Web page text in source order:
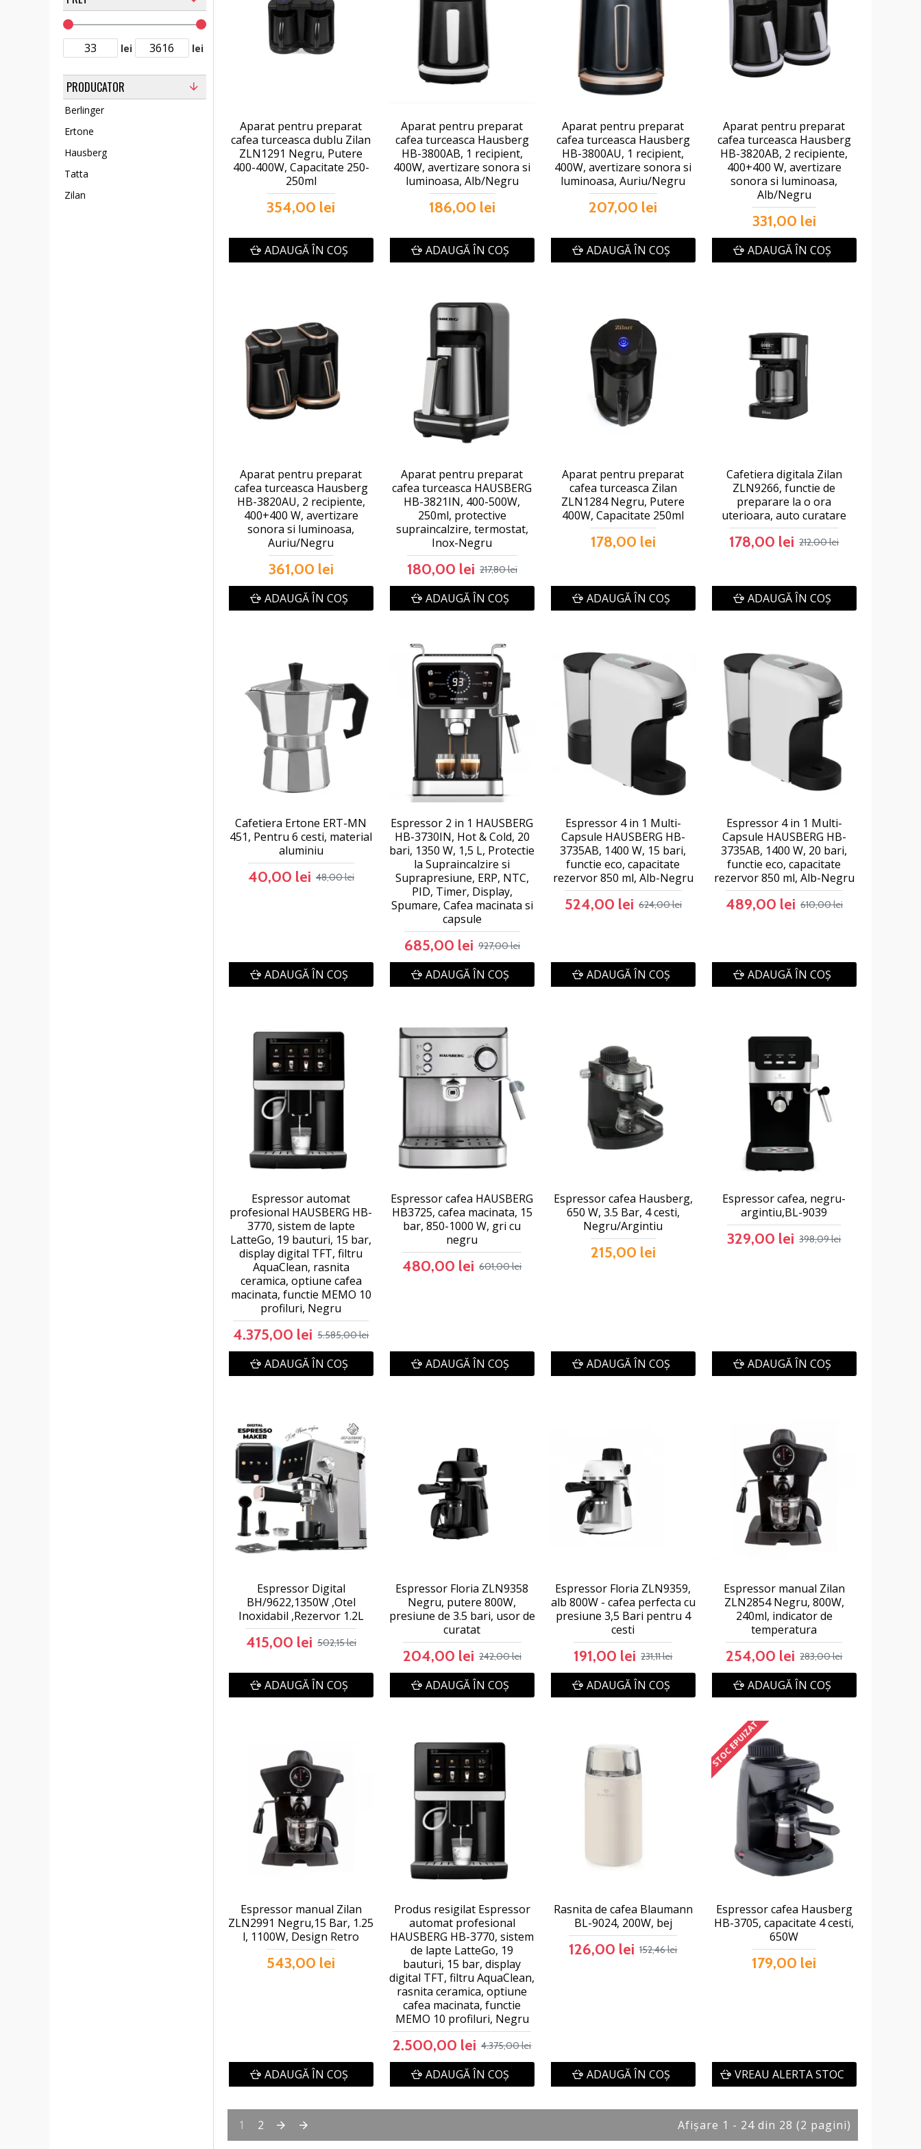
lei lei
PRODUCATOR
Berlinger
Ertone
Hausberg
Tatta
Zilan
Aparat pentru preparat
cafea turceasca dublu Zilan
ZLN1291 Negru, Putere
400-400W, Capacitate 250-
250ml
354,00 lei
ADAUGĂ ÎN COŞ
Aparat pentru preparat
cafea turceasca Hausberg
HB-3800AB, 1 recipient,
400W, avertizare sonora si
luminoasa, Alb/Negru
186,00 lei
ADAUGĂ ÎN COŞ
Aparat pentru preparat
cafea turceasca Hausberg
HB-3800AU, 1 recipient,
400W, avertizare sonora si
luminoasa, Auriu/Negru
207,00 lei
ADAUGĂ ÎN COŞ
Aparat pentru preparat
cafea turceasca Hausberg
HB-3820AB, 2 recipiente,
400+400 W, avertizare
sonora si luminoasa,
Alb/Negru
331,00 lei
ADAUGĂ ÎN COŞ
Aparat pentru preparat
cafea turceasca Hausberg
HB-3820AU, 2 recipiente,
400+400 W, avertizare
sonora si luminoasa,
Auriu/Negru
361,00 lei
ADAUGĂ ÎN COŞ
Aparat pentru preparat
cafea turceasca HAUSBERG
HB-3821IN, 400-500W,
250ml, protective
supraincalzire, termostat,
Inox-Negru
180,00 lei 217,80 lei
ADAUGĂ ÎN COŞ
Aparat pentru preparat
cafea turceasca Zilan
ZLN1284 Negru, Putere
400W, Capacitate 250ml
178,00 lei
ADAUGĂ ÎN COŞ
Cafetiera digitala Zilan
ZLN9266, functie de
preparare la o ora
uterioara, auto curatare
178,00 lei 212,00 lei
ADAUGĂ ÎN COŞ
Cafetiera Ertone ERT-MN
451, Pentru 6 cesti, material
aluminiu
40,00 lei 48,00 lei
ADAUGĂ ÎN COŞ
Espressor 2 in 1 HAUSBERG
HB-3730IN, Hot & Cold, 20
bari, 1350 W, 1,5 L, Protectie
la Supraincalzire si
Suprapresiune, ERP, NTC,
PID, Timer, Display,
Spumare, Cafea macinata si
capsule
685,00 lei 927,00 lei
ADAUGĂ ÎN COŞ
Espressor 4 in 1 Multi-
Capsule HAUSBERG HB-
3735AB, 1400 W, 15 bari,
functie eco, capacitate
rezervor 850 ml, Alb-Negru
524,00 lei 624,00 lei
ADAUGĂ ÎN COŞ
Espressor 4 in 1 Multi-
Capsule HAUSBERG HB-
3735AB, 1400 W, 20 bari,
functie eco, capacitate
rezervor 850 ml, Alb-Negru
489,00 lei 610,00 lei
ADAUGĂ ÎN COŞ
Espressor automat
profesional HAUSBERG HB-
3770, sistem de lapte
LatteGo, 19 bauturi, 15 bar,
display digital TFT, filtru
AquaClean, rasnita
ceramica, optiune cafea
macinata, functie MEMO 10
profiluri, Negru
4.375,00 lei 5.585,00 lei
ADAUGĂ ÎN COŞ
Espressor cafea HAUSBERG
HB3725, cafea macinata, 15
bar, 850-1000 W, gri cu
negru
480,00 lei 601,00 lei
ADAUGĂ ÎN COŞ
Espressor cafea Hausberg,
650 W, 3.5 Bar, 4 cesti,
Negru/Argintiu
215,00 lei
ADAUGĂ ÎN COŞ
Espressor cafea, negru-
argintiu,BL-9039
329,00 lei 398,09 lei
ADAUGĂ ÎN COŞ
Espressor Digital
BH/9622,1350W ,Otel
Inoxidabil ,Rezervor 1.2L
415,00 lei 502,15 lei
ADAUGĂ ÎN COŞ
Espressor Floria ZLN9358
Negru, putere 800W,
presiune de 3.5 bari, usor de
curatat
204,00 lei 242,00 lei
ADAUGĂ ÎN COŞ
Espressor Floria ZLN9359,
alb 800W - cafea perfecta cu
presiune 3,5 Bari pentru 4
cesti
191,00 lei 231,11 lei
ADAUGĂ ÎN COŞ
Espressor manual Zilan
ZLN2854 Negru, 800W,
240ml, indicator de
temperatura
254,00 lei 283,00 lei
ADAUGĂ ÎN COŞ
Espressor manual Zilan
ZLN2991 Negru,15 Bar, 1.25
l, 1100W, Design Retro
543,00 lei
ADAUGĂ ÎN COŞ
Produs resigilat Espressor
automat profesional
HAUSBERG HB-3770, sistem
de lapte LatteGo, 19
bauturi, 15 bar, display
digital TFT, filtru AquaClean,
rasnita ceramica, optiune
cafea macinata, functie
MEMO 10 profiluri, Negru
2.500,00 lei 4.375,00 lei
ADAUGĂ ÎN COŞ
Rasnita de cafea Blaumann
BL-9024, 200W, bej
126,00 lei 152,46 lei
ADAUGĂ ÎN COŞ
STOC EPUIZAT
Espressor cafea Hausberg
HB-3705, capacitate 4 cesti,
650W
179,00 lei
VREAU ALERTA STOC
1 2 Afişare 1 - 24 din 28 (2 pagini)